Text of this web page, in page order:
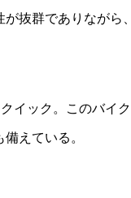
抜群でありながら
イック。このバイ
えている。
2026.08.03